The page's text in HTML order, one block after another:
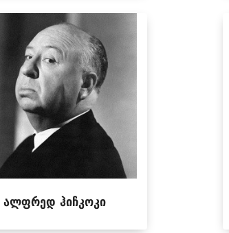
ალფრედ ჰიჩკოკი